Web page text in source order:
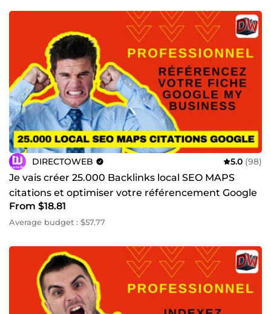
DIRECTOWEB 5.0 (98)
Je vais créer 25.000 Backlinks local SEO MAPS
citations et optimiser votre référencement Google
My Business
From $18.81
Average budget : $57.77